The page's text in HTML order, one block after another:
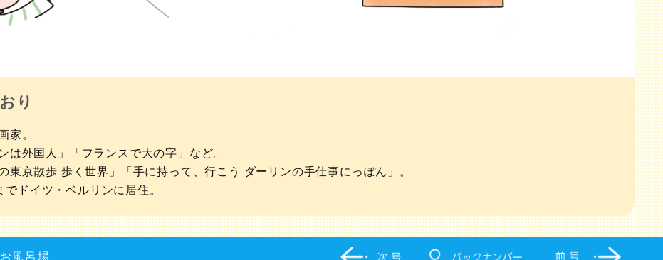
り
家。
は外国人」「フランスで大の字」など。
東京散歩 歩く世界」「手に持って、行こう ダーリンの手仕事にっぽん」。
ドイツ・ベルリンに居住。
風呂場